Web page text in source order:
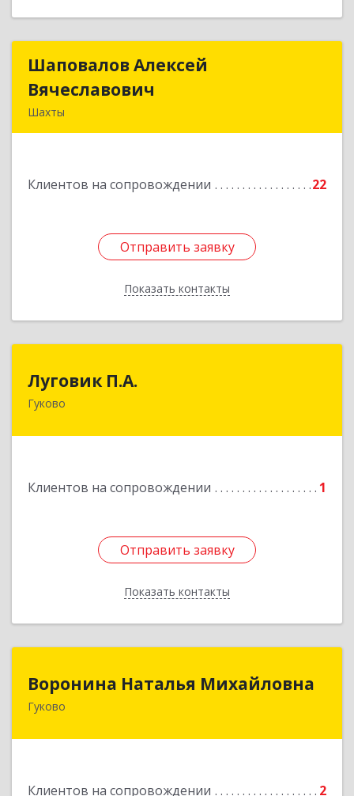
Шаповалов Алексей
Вячеславович
Шахты
Клиентов на сопровождении 22
Отправить заявку
Показать контакты
Шаповалов Алексей
Отправить заявку
Назад
Луговик П.А.
Гуково
Клиентов на сопровождении 1
Отправить заявку
Показать контакты
Отправить заявку
Назад
Воронина Наталья Михайловна
Гуково
Клиентов на сопровождении 2
Воронина Наталья Михайловна